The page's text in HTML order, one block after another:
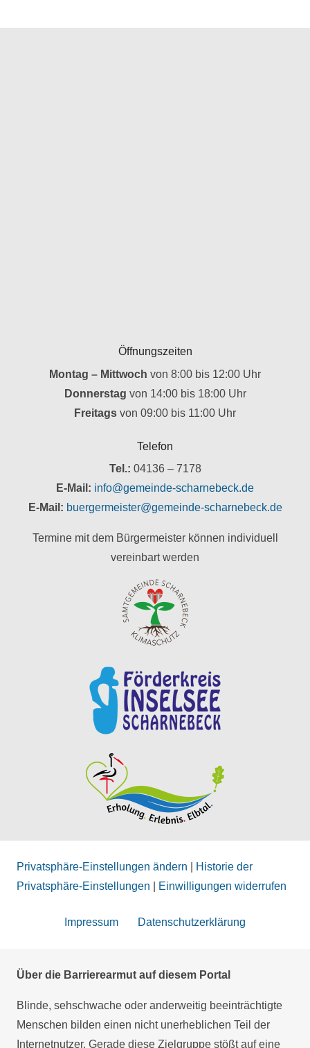
Öffnungszeiten
Montag – Mittwoch von 8:00 bis 12:00 Uhr
Donnerstag von 14:00 bis 18:00 Uhr
Freitags von 09:00 bis 11:00 Uhr
Telefon
Tel.: 04136 – 7178
E-Mail: info@gemeinde-scharnebeck.de
E-Mail: buergermeister@gemeinde-scharnebeck.de
Termine mit dem Bürgermeister können individuell
vereinbart werden
Privatsphäre-Einstellungen ändern
Historie der
Privatsphäre-Einstellungen
Einwilligungen widerrufen
Impressum Datenschutzerklärung
Über die Barrierearmut auf diesem Portal
Blinde, sehschwache oder anderweitig beeinträchtigte
Menschen bilden einen nicht unerheblichen Teil der
Internetnutzer. Gerade diese Zielgruppe stößt auf eine